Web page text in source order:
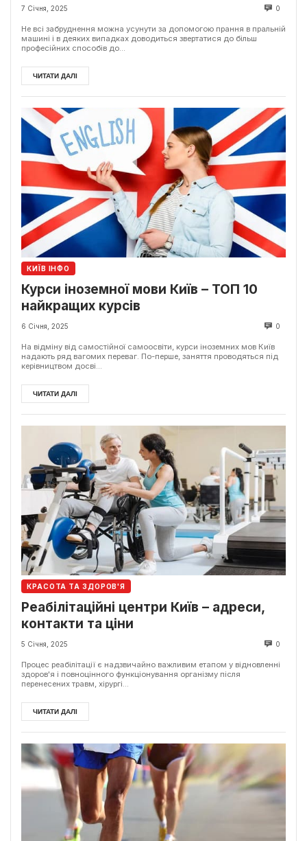
7 Січня, 2025 0
Не всі забруднення можна усунути за допомогою прання в пральній
машині і в деяких випадках доводиться звертатися до більш
професійних способів до...
ЧИТАТИ ДАЛІ
КИЇВ ІНФО
Курси іноземної мови Київ – ТОП 10
найкращих курсів
6 Січня, 2025 0
На відміну від самостійної самоосвіти, курси іноземних мов Київ
надають ряд вагомих переваг. По-перше, заняття проводяться під
керівництвом досві...
ЧИТАТИ ДАЛІ
КРАСОТА ТА ЗДОРОВ'Я
Реабілітаційні центри Київ – адреси,
контакти та ціни
5 Січня, 2025 0
Процес реабілітації є надзвичайно важливим етапом у відновленні
здоров'я і повноцінного функціонування організму після
перенесених травм, хірургі...
ЧИТАТИ ДАЛІ